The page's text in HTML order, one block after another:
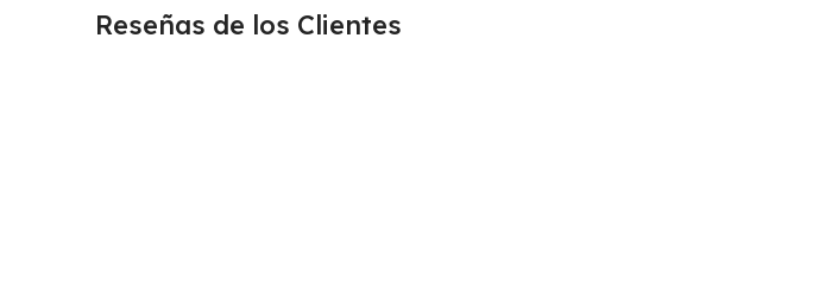
Reseñas de los Clientes